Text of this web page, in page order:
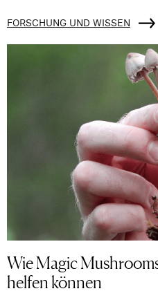
FORSCHUNG UND WISSEN
Wie Magic
helfen können